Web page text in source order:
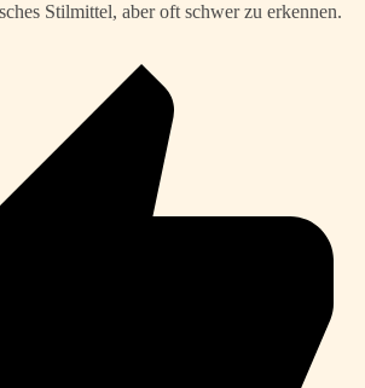
Stilmittel, aber oft schwer zu erkennen.